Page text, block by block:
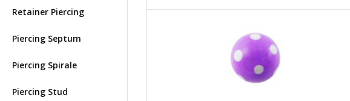
Retainer Piercing
Piercing Septum
Piercing Spirale
Piercing Stud